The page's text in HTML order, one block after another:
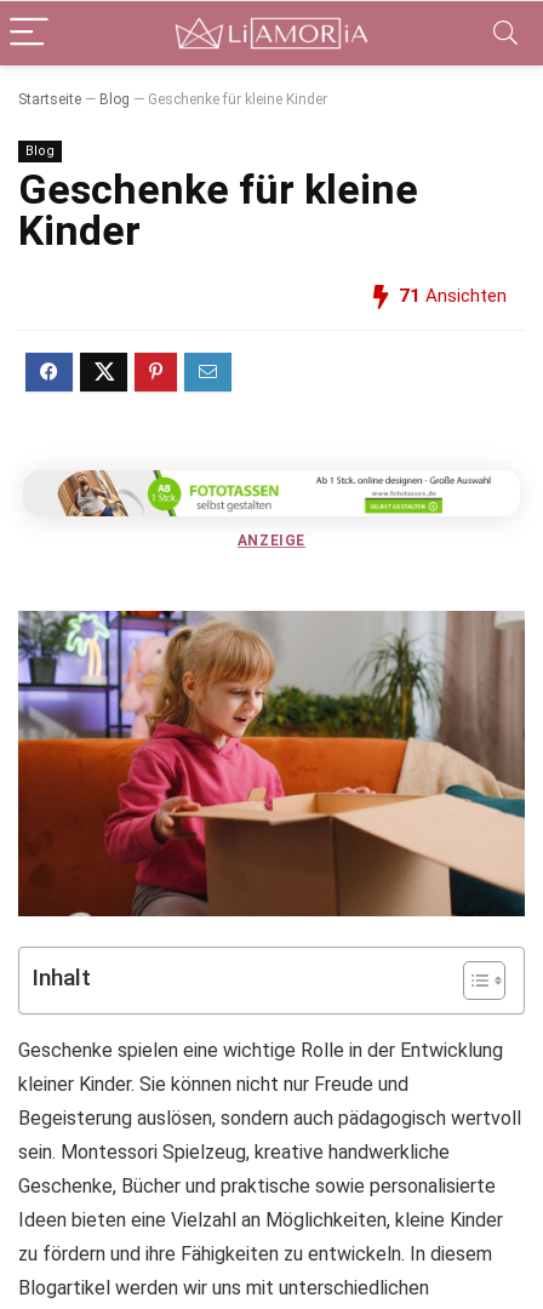
Startseite — Blog — Geschenke für kleine Kinder
Blog
Geschenke für kleine
Kinder
71 Ansichten
ANZEIGE
Inhalt
Geschenke spielen eine wichtige Rolle in der Entwicklung
kleiner Kinder. Sie können nicht nur Freude und
Begeisterung auslösen, sondern auch pädagogisch wertvoll
sein. Montessori Spielzeug, kreative handwerkliche
Geschenke, Bücher und praktische sowie personalisierte
Ideen bieten eine Vielzahl an Möglichkeiten, kleine Kinder
zu fördern und ihre Fähigkeiten zu entwickeln. In diesem
Blogartikel werden wir uns mit unterschiedlichen